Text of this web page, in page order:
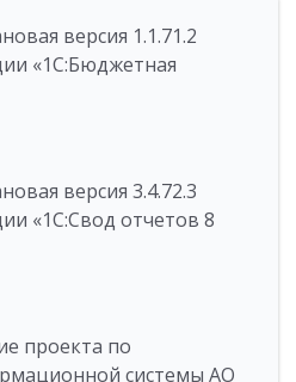
версия 1.1.71.2
«1C:Бюджетная
версия 3.4.72.3
«1C:Свод отчетов 8
проекта по
системы АО